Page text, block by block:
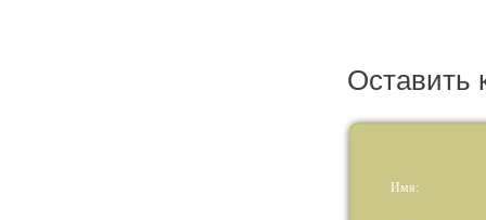
Оставить
Имя: